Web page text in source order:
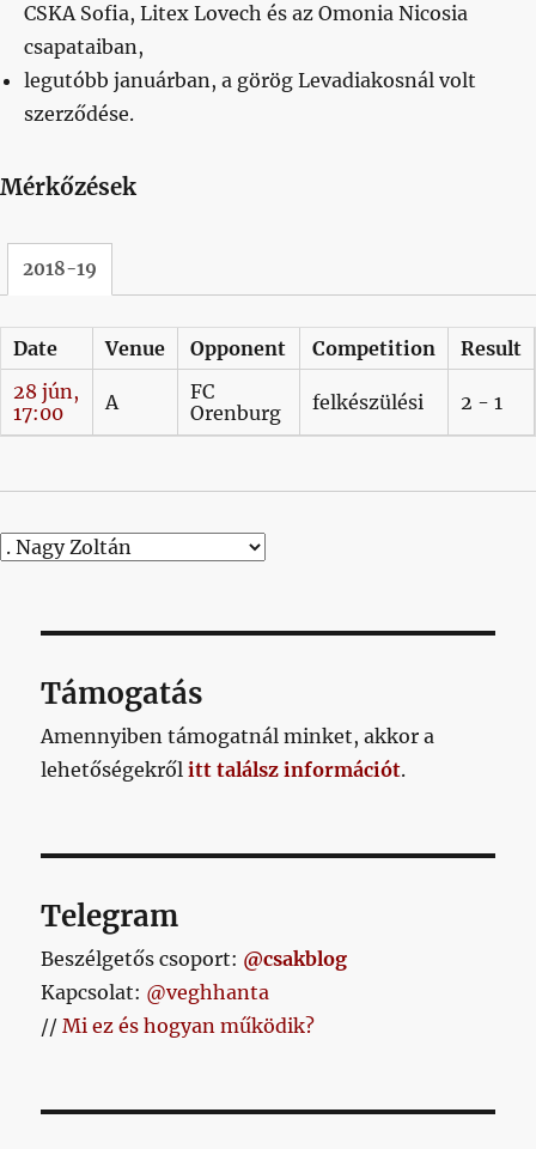
CSKA Sofia, Litex Lovech és az Omonia Nicosia
csapataiban,
legutóbb januárban, a görög Levadiakosnál volt
szerződése.
Mérkőzések
2018-19
Date Venue Opponent Competition
Result
28 jún,
17:00
A
FC
Orenburg
felkészülési 2 - 1
Támogatás
Amennyiben támogatnál minket, akkor a
lehetőségekrőlitt találsz információt.
Telegram
Beszélgetős csoport: @csakblog
Kapcsolat: @veghhanta
//Mi ez és hogyan működik?